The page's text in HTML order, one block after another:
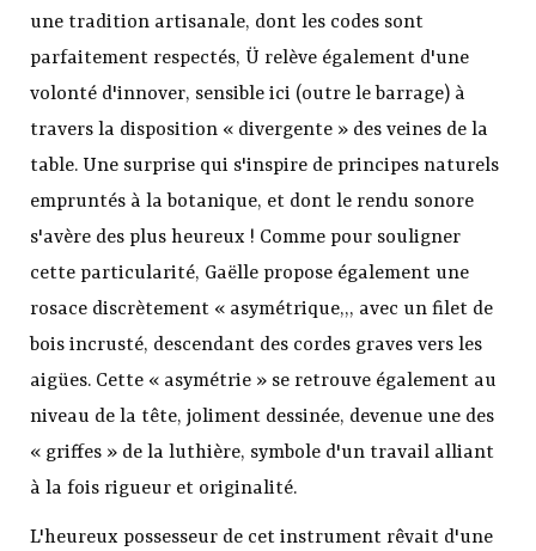
une tradition artisanale, dont les codes sont
parfaitement respectés, Ü relève également d'une
volonté d'innover, sensible ici (outre le barrage) à
travers la disposition « divergente » des veines de la
table. Une surprise qui s'inspire de principes naturels
empruntés à la botanique, et dont le rendu sonore
s'avère des plus heureux ! Comme pour souligner
cette particularité, Gaëlle propose également une
rosace discrètement « asymétrique,,, avec un filet de
bois incrusté, descendant des cordes graves vers les
aigües. Cette « asymétrie » se retrouve également au
niveau de la tête, joliment dessinée, devenue une des
« griffes » de la luthière, symbole d'un travail alliant
à la fois rigueur et originalité.
L'heureux possesseur de cet instrument rêvait d'une